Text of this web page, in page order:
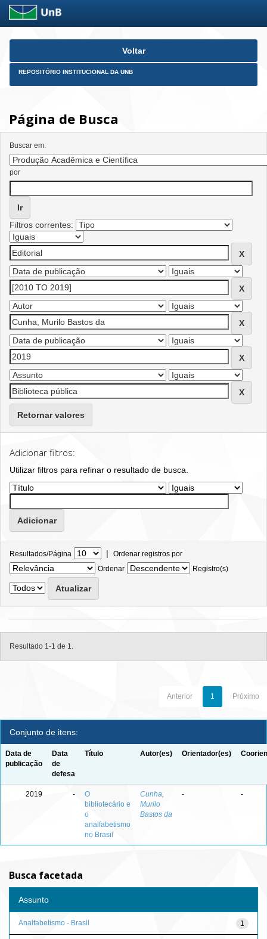
Skip
Voltar
REPOSITÓRIO INSTITUCIONAL DA UNB
Página de Busca
Buscar em:
por
Filtros correntes:
Retornar valores
Adicionar filtros:
Utilizar filtros para refinar o resultado de busca.
Resultados/Página | Ordenar registros por
Ordenar
Registro(s)
Resultado 1-1 de 1.
Anterior 1 Próximo
Conjunto de itens:
Data de
publicação
Data
de
defesa
Título Autor(es) Orientador(es)
2019 -
O
bibliotecário e
o
analfabetismo
no Brasil
Cunha,
Murilo
Bastos da
- -
Busca facetada
Assunto
1
Analfabetismo - Brasil